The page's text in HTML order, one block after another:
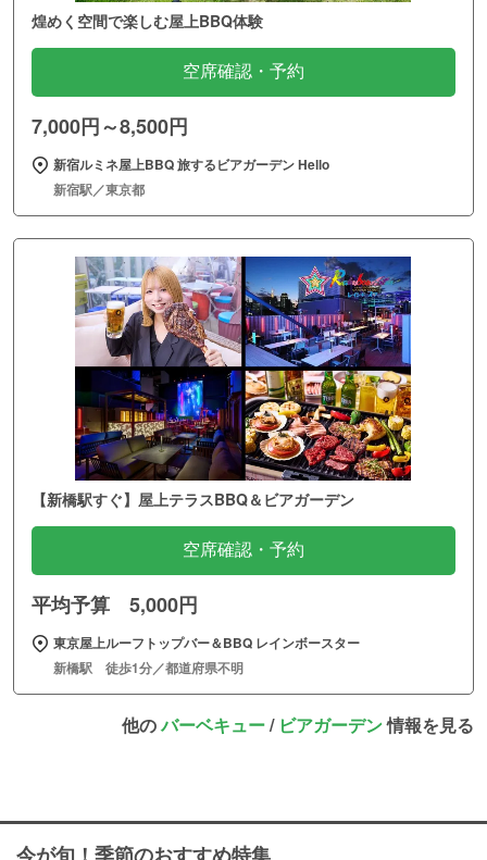
煌めく空間で楽しむ屋上BBQ体験
空席確認・予約
7,000円～8,500円
新宿ルミネ屋上BBQ 旅するビアガーデン Hello
新宿駅／東京都
【新橋駅すぐ】屋上テラスBBQ＆ビアガーデン
空席確認・予約
平均予算 5,000円
東京屋上ルーフトップバー＆BBQ レインボースター
新橋駅 徒歩1分／都道府県不明
他のバーベキュー/ ビアガーデン情報を見る